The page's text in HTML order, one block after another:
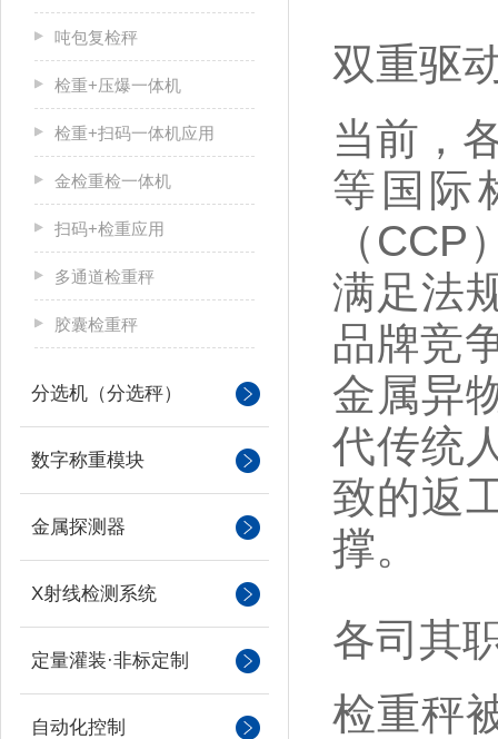
吨包复检秤
检重+压爆一体机
检重+扫码一体机应用
金检重检一体机
扫码+检重应用
多通道检重秤
胶囊检重秤
分选机（分选秤）
数字称重模块
金属探测器
X射线检测系统
定量灌装·非标定制
自动化控制
双重驱
当前，
等国际
（
满足法
品牌竞
金属异
代传统
致的返
撑。
各司其
检重秤